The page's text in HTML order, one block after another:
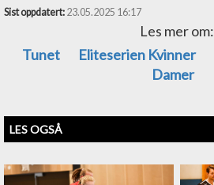
Sist oppdatert: 23.05.2025 16:17
Les mer om:
Tunet
Eliteserien Kvinner
Damer
LES OGSÅ